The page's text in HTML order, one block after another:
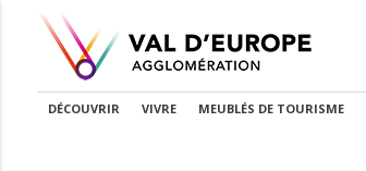
DÉCOUVRIR VIVRE MEUBLÉS DE TOURISME